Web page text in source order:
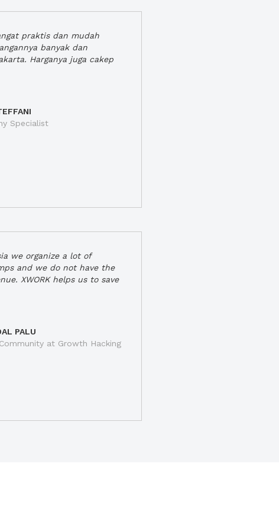
praktis dan mudah
banyak dan
Harganya juga cakep
Specialist
we organize a lot of
and we do not have the
XWORK helps us to save
PALU
at Growth Hacking